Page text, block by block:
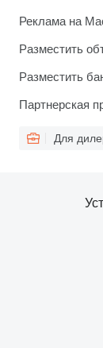
Реклама на
Разместить
Разместить
Партнерская
Для